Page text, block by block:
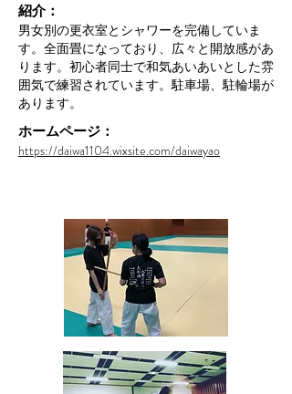
紹介：
​男女別の更衣室とシャワーを完備していま
す。全面畳になっており、広々と開放感があ
ります。初心者同士で和気あいあいとした雰
囲気で練習されています。駐車場、駐輪場が
あります。
ホームページ：
https://daiwa1104.wixsite.com/daiwayao